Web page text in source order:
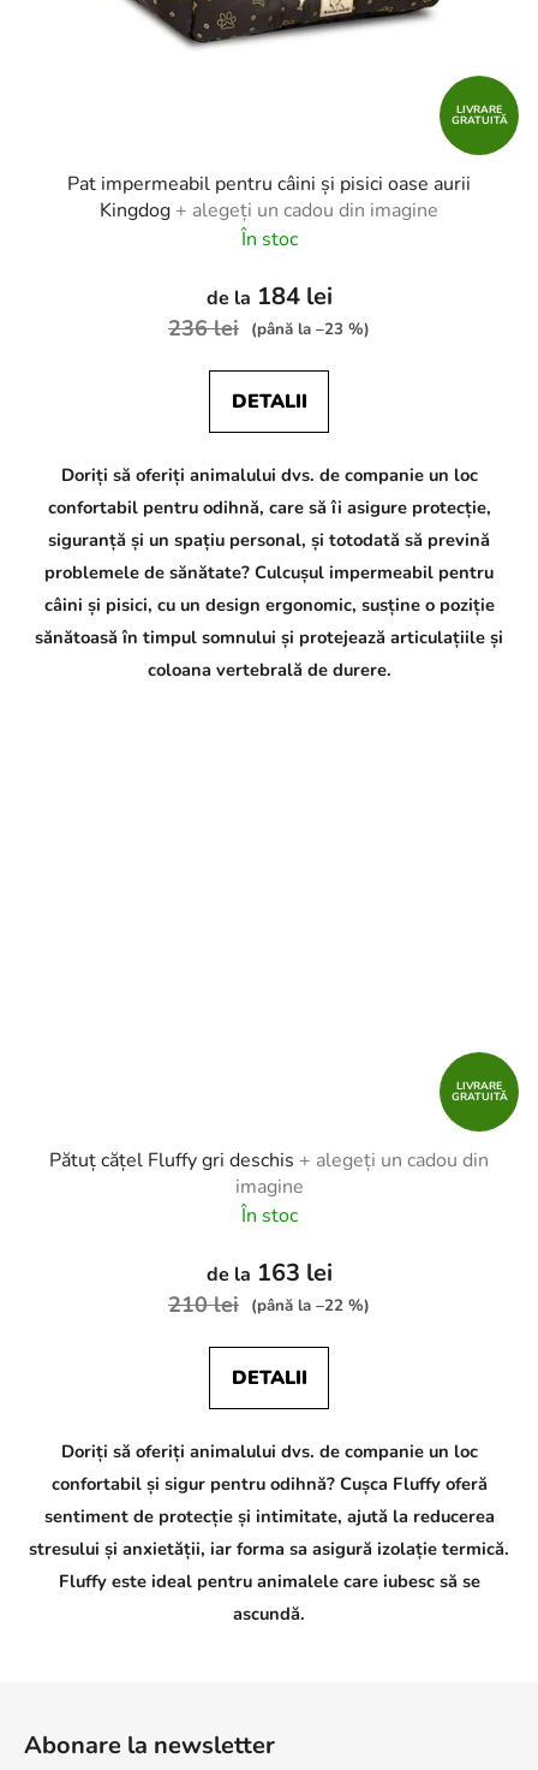
LIVRARE
GRATUITĂ
Pat impermeabil pentru câini și pisici oase aurii
Kingdog + alegeți un cadou din imagine
În stoc
de la 184 lei
236 lei (până la –23 %)
DETALII
Doriți să oferiți animalului dvs. de companie un loc
confortabil pentru odihnă, care să îi asigure protecție,
siguranță și un spațiu personal, și totodată să prevină
problemele de sănătate? Culcușul impermeabil pentru
câini și pisici, cu un design ergonomic, susține o poziție
sănătoasă în timpul somnului și protejează articulațiile și
coloana vertebrală de durere.
LIVRARE
GRATUITĂ
Pătuț cățel Fluffy gri deschis + alegeți un cadou din
imagine
În stoc
de la 163 lei
210 lei (până la –22 %)
DETALII
Doriți să oferiți animalului dvs. de companie un loc
confortabil și sigur pentru odihnă? Cușca Fluffy oferă
sentiment de protecție și intimitate, ajută la reducerea
stresului și anxietății, iar forma sa asigură izolație termică.
Fluffy este ideal pentru animalele care iubesc să se
ascundă.
Abonare la newsletter